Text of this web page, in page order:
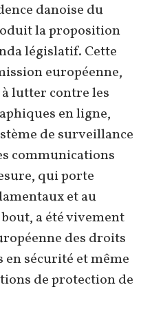
danoise du
la proposition
législatif. Cette
européenne,
lutter contre les
en ligne,
de surveillance
communications
qui porte
et au
a été vivement
des droits
en sécurité et même
de protection de